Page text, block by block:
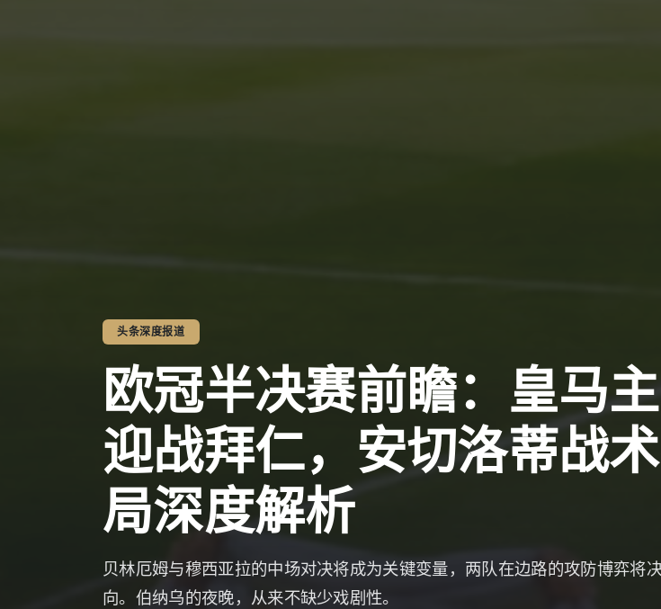
头条深度报道
欧冠半决赛前瞻：皇马
迎战拜仁，安切洛蒂战
局深度解析
贝林厄姆与穆西亚拉的中场对决将成为关键变量，两队在边路的攻防博弈将
向。伯纳乌的夜晚，从来不缺少戏剧性。